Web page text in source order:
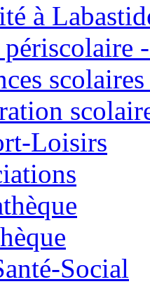
à
périscolaire
Loisirs
Social